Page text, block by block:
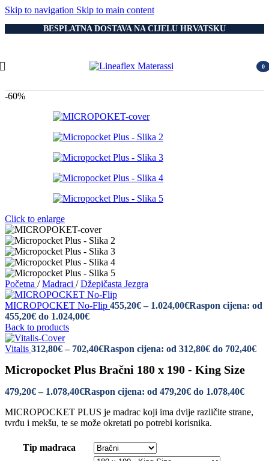
Skip to navigation Skip to main content
BESPLATNA DOSTAVA NA CIJELU HRVATSKU
0
-60%
Click to enlarge
Početna / Madraci / Džepičasta Jezgra
MICROPOCKET No-Flip 455,20€ – 1.024,00€Raspon cijena: od
455,20€ do 1.024,00€
Back to products
Vitalis 312,80€ – 702,40€Raspon cijena: od 312,80€ do 702,40€
Micropocket Plus Bračni 180 x 190 - King Size
479,20€ – 1.078,40€Raspon cijena: od 479,20€ do 1.078,40€
MICROPOCKET PLUS je madrac koji ima dvije različite strane,
tvrđu i mekšu, te se može okretati po potrebi korisnika.
Tip madraca